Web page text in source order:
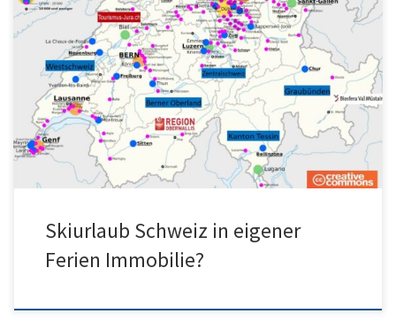
Wir empfehlen Ihnen das beste Immobilienportal Suchportal
Schweiz zum Suchen von allen Angeboten Skiurlaub Schweiz
verkauft mit guten, lokalen Immobilienfirmen […]
Skiurlaub Schweiz in eigener
Ferien Immobilie?